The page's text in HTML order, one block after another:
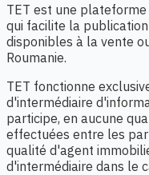
TET est une
qui facilite la
disponibles à la vente
Roumanie.
TET fonctionne
d'intermédiaire
participe, en aucune
effectuées entre les
qualité d'agent
d'intermédiaire dans le